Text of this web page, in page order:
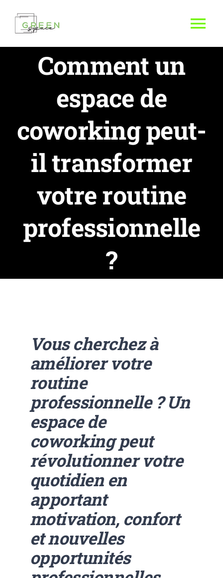
Comment un
espace de
coworking peut-
il transformer
votre routine
professionnelle
?
Vous cherchez à
améliorer votre
routine
professionnelle ? Un
espace de
coworking peut
révolutionner votre
quotidien en
apportant
motivation, confort
et nouvelles
opportunités